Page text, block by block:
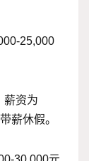
25,000
薪资为
薪休假。